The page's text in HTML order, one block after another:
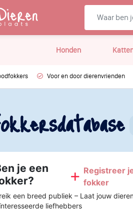
Honden
Voor en door dierenvrienden
je een
Registreer
fokker
een breed publiek – Laat jouw
liefhebbers